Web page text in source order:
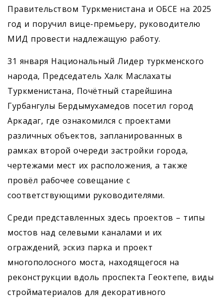
Правительством Туркменистана и ОБСЕ на 2025
год и поручил вице-премьеру, руководителю
МИД провести надлежащую работу.
31 января Национальный Лидер туркменского
народа, Председатель Халк Маслахаты
Туркменистана, Почётный старейшина
Гурбангулы Бердымухамедов посетил город
Аркадаг, где ознакомился с проектами
различных объектов, запланированных в
рамках второй очереди застройки города,
чертежами мест их расположения, а также
провёл рабочее совещание с
соответствующими руководителями.
Среди представленных здесь проектов – типы
мостов над селевыми каналами и их
ограждений, эскиз парка и проект
многополосного моста, находящегося на
реконструкции вдоль проспекта Геоктепе, виды
стройматериалов для декоративного